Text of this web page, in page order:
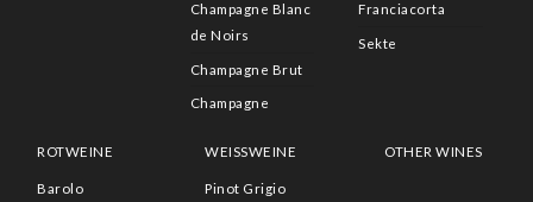
Champagne Blanc
de Noirs
Champagne Brut
Champagne
Franciacorta
Sekte
ROTWEINE
Barolo
WEISSWEINE
Pinot Grigio
OTHER WINES